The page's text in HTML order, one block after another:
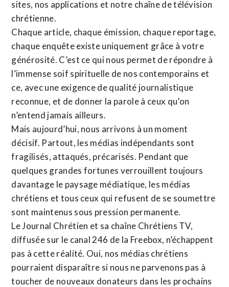
sites, nos applications et notre chaîne de télévision
chrétienne.
Chaque article, chaque émission, chaque reportage,
chaque enquête existe uniquement grâce à votre
générosité. C’est ce qui nous permet de répondre à
l’immense soif spirituelle de nos contemporains et
ce, avec une exigence de qualité journalistique
reconnue, et de donner la parole à ceux qu’on
n’entend jamais ailleurs.
Mais aujourd’hui, nous arrivons à un moment
décisif. Partout, les médias indépendants sont
fragilisés, attaqués, précarisés. Pendant que
quelques grandes fortunes verrouillent toujours
davantage le paysage médiatique, les médias
chrétiens et tous ceux qui refusent de se soumettre
sont maintenus sous pression permanente.
Le Journal Chrétien et sa chaîne Chrétiens TV,
diffusée sur le canal 246 de la Freebox, n’échappent
pas à cette réalité. Oui, nos médias chrétiens
pourraient disparaître si nous ne parvenons pas à
toucher de nouveaux donateurs dans les prochains